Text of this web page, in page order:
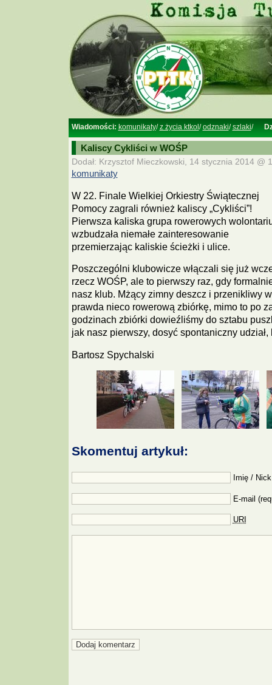
Wiadomości: komunikaty/z życia ktkol /odznaki/szlaki/
Kaliscy Cykliści w WOŚP
Dodał: Krzysztof Mieczkowski, 14 stycznia 2014 @
komunikaty
W 22. Finale Wielkiej Orkiestry Świątecznej
Pomocy zagrali również kaliscy „Cykliści”!
Pierwsza kaliska grupa rowerowych
wzbudzała niemałe zainteresowanie
przemierzając kaliskie ścieżki i ulice.
Poszczególni klubowicze włączali się już
rzecz WOŚP, ale to pierwszy raz, gdy
nasz klub. Mżący zimny deszcz i przenikliwy
prawda nieco rowerową zbiórkę, mimo to po
godzinach zbiórki dowieźliśmy do sztabu
jak nasz pierwszy, dosyć spontaniczny
Bartosz Spychalski
Skomentuj artykuł:
Imię /
E-mail
URI